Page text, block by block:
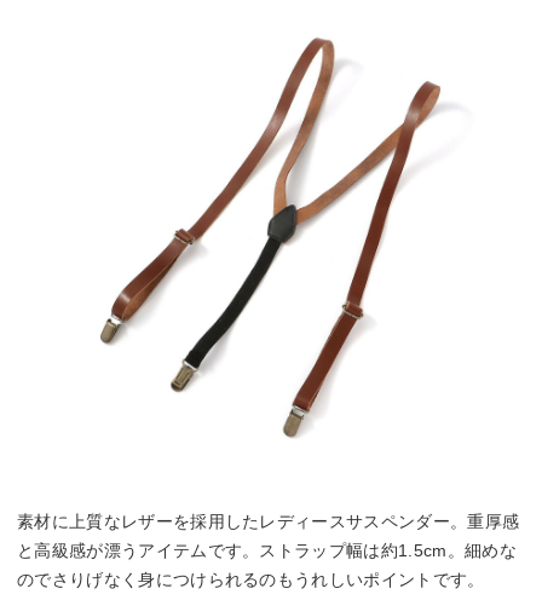
素材に上質なレザーを採用したレディースサスペンダー。重厚感
と高級感が漂うアイテムです。ストラップ幅は約1.5cm。細めな
のでさりげなく身につけられるのもうれしいポイントです。